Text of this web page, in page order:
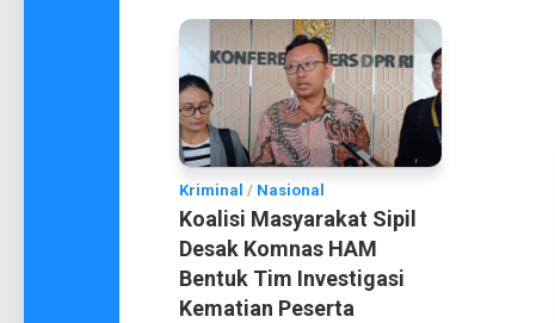
Kriminal / Nasional
Koalisi Masyarakat Sipil
Desak Komnas HAM
Bentuk Tim Investigasi
Kematian Peserta